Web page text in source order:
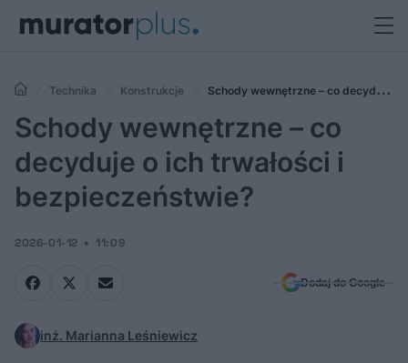
Technika Konstrukcje
Schody wewnętrzne – co decyduje o
ich trwałości i bezpieczeństwie?
Schody wewnętrzne – co
decyduje o ich trwałości i
bezpieczeństwie?
2026-01-12 11:09
Dodaj do Google
inż. Marianna Leśniewicz